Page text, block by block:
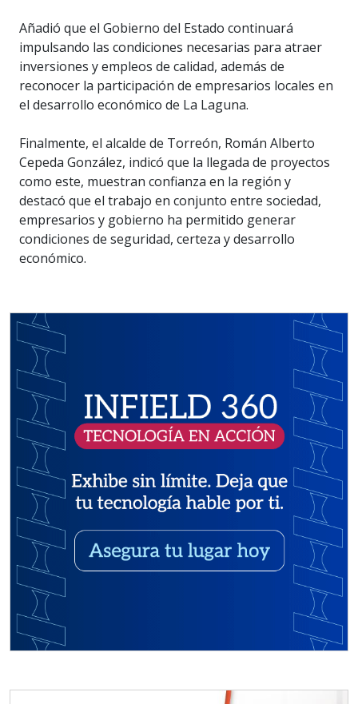
Añadió que el Gobierno del Estado continuará
impulsando las condiciones necesarias para atraer
inversiones y empleos de calidad, además de
reconocer la participación de empresarios locales en
el desarrollo económico de La Laguna.
Finalmente, el alcalde de Torreón, Román Alberto
Cepeda González, indicó que la llegada de proyectos
como este, muestran confianza en la región y
destacó que el trabajo en conjunto entre sociedad,
empresarios y gobierno ha permitido generar
condiciones de seguridad, certeza y desarrollo
económico.